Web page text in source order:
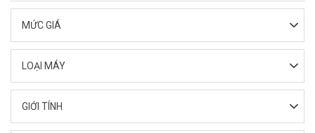
MỨC GIÁ
LOẠI MÁY
GIỚI TÍNH